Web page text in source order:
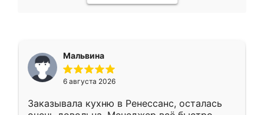
Мальвина
6 августа 2026
Заказывала кухню в Ренессанс, осталась